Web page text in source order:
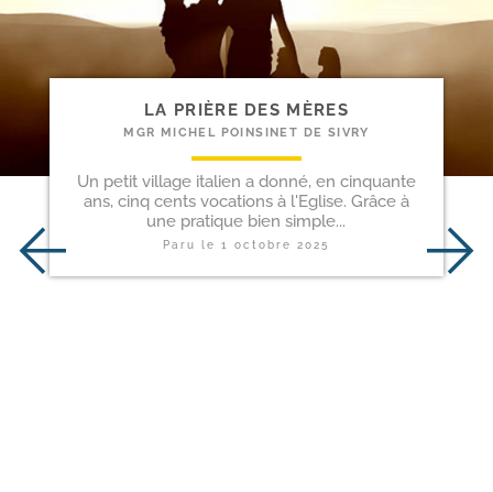
LA PRIÈRE DES MÈRES
MGR MICHEL POINSINET DE SIVRY
Un petit village italien a donné, en cinquante
ans, cinq cents vocations à l'Eglise. Grâce à
une pratique bien simple...
Paru le1 octobre 2025